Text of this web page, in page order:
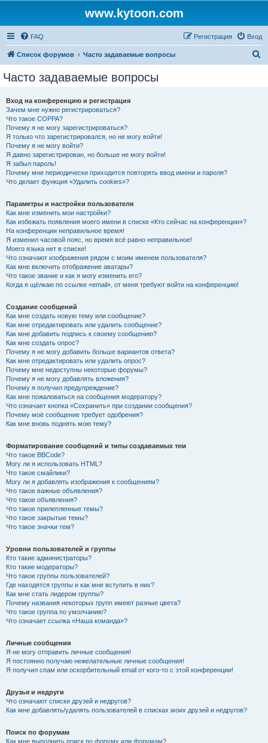
www.kytoon.com
FAQ Вход
Регистрация
Список форумов Часто задаваемые вопросы
Часто задаваемые вопросы
Вход на конференцию и регистрация
Зачем мне нужно регистрироваться?
Что такое COPPA?
Почему я не могу зарегистрироваться?
Я только что зарегистрировался, но не могу войти!
Почему я не могу войти?
Я давно зарегистрирован, но больше не могу войти!
Я забыл пароль!
Почему мне периодически приходится повторять ввод имени и пароля?
Что делает функция «Удалить cookies»?
Параметры и настройки пользователя
Как мне изменить мои настройки?
Как избежать появления моего имени в списке «Кто сейчас на конференции»?
На конференции неправильное время!
Я изменил часовой пояс, но время всё равно неправильное!
Моего языка нет в списке!
Что означают изображения рядом с моим именем пользователя?
Как мне включить отображение аватары?
Что такое звание и как я могу изменить его?
Когда я щёлкаю по ссылке «email», от меня требуют войти на конференцию!
Создание сообщений
Как мне создать новую тему или сообщение?
Как мне отредактировать или удалить сообщение?
Как мне добавить подпись к своему сообщению?
Как мне создать опрос?
Почему я не могу добавить больше вариантов ответа?
Как мне отредактировать или удалить опрос?
Почему мне недоступны некоторые форумы?
Почему я не могу добавлять вложения?
Почему я получил предупреждение?
Как мне пожаловаться на сообщения модератору?
Что означает кнопка «Сохранить» при создании сообщения?
Почему моё сообщение требует одобрения?
Как мне вновь поднять мою тему?
Форматирование сообщений и типы создаваемых тем
Что такое BBCode?
Могу ли я использовать HTML?
Что такое смайлики?
Могу ли я добавлять изображения к сообщениям?
Что такое важные объявления?
Что такое объявления?
Что такое прилепленные темы?
Что такое закрытые темы?
Что такое значки тем?
Уровни пользователей и группы
Кто такие администраторы?
Кто такие модераторы?
Что такое группы пользователей?
Где находятся группы и как мне вступить в них?
Как мне стать лидером группы?
Почему названия некоторых групп имеют разные цвета?
Что такое группа по умолчанию?
Что означает ссылка «Наша команда»?
Личные сообщения
Я не могу отправить личные сообщения!
Я постоянно получаю нежелательные личные сообщения!
Я получил спам или оскорбительный email от кого-то с этой конференции!
Друзья и недруги
Что означают списки друзей и недругов?
Как мне добавлять/удалять пользователей в списках моих друзей и недругов?
Поиск по форумам
Как мне выполнить поиск по форуму или форумам?